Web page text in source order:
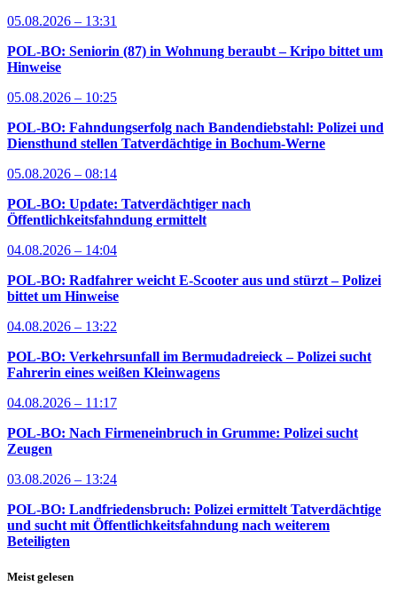
05.08.2026 – 13:31
POL-BO: Seniorin (87) in Wohnung beraubt – Kripo bittet um
Hinweise
05.08.2026 – 10:25
POL-BO: Fahndungserfolg nach Bandendiebstahl: Polizei und
Diensthund stellen Tatverdächtige in Bochum-Werne
05.08.2026 – 08:14
POL-BO: Update: Tatverdächtiger nach
Öffentlichkeitsfahndung ermittelt
04.08.2026 – 14:04
POL-BO: Radfahrer weicht E-Scooter aus und stürzt – Polizei
bittet um Hinweise
04.08.2026 – 13:22
POL-BO: Verkehrsunfall im Bermudadreieck – Polizei sucht
Fahrerin eines weißen Kleinwagens
04.08.2026 – 11:17
POL-BO: Nach Firmeneinbruch in Grumme: Polizei sucht
Zeugen
03.08.2026 – 13:24
POL-BO: Landfriedensbruch: Polizei ermittelt Tatverdächtige
und sucht mit Öffentlichkeitsfahndung nach weiterem
Beteiligten
Meist gelesen